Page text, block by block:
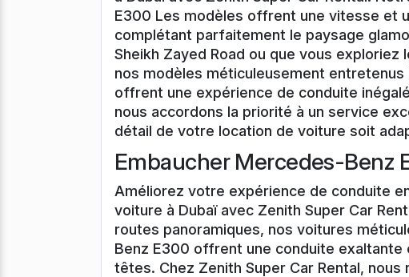
E300 Les modèles offrent une vitesse et
complétant parfaitement le paysage
Sheikh Zayed Road ou que vous
nos modèles méticuleusement
offrent une expérience de conduite
nous accordons la priorité à un service
détail de votre location de voiture soit
Embaucher Mercedes-Benz
Améliorez votre expérience de conduite
voiture à Dubaï avec Zenith Super Car
routes panoramiques, nos voitures
Benz E300 offrent une conduite
têtes. Chez Zenith Super Car Rental,